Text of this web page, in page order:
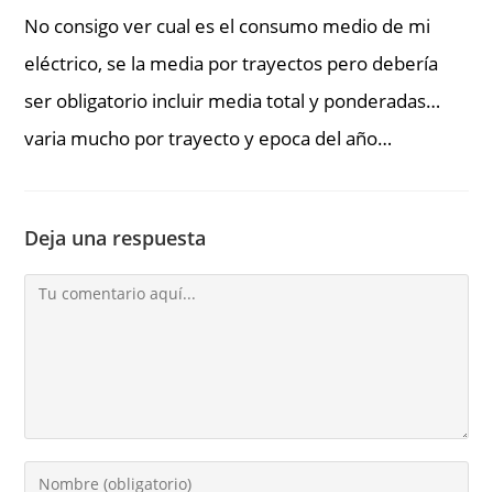
No consigo ver cual es el consumo medio de mi
eléctrico, se la media por trayectos pero debería
ser obligatorio incluir media total y ponderadas…
varia mucho por trayecto y epoca del año…
Deja una respuesta